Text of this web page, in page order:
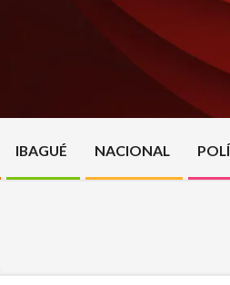
IBAGUÉ NACIONAL